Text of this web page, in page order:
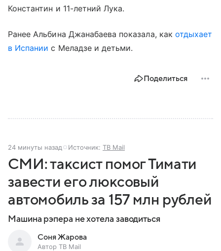
Константин и 11-летний Лука.
Ранее Альбина Джанабаева показала, как отдыхает
в Испании с Меладзе и детьми.
Поделиться
24 минуты назад Источник: ТВ Mail
СМИ: таксист помог Тимати
завести его люксовый
автомобиль за 157 млн рублей
Машина рэпера не хотела заводиться
Соня Жарова
Автор ТВ Mail